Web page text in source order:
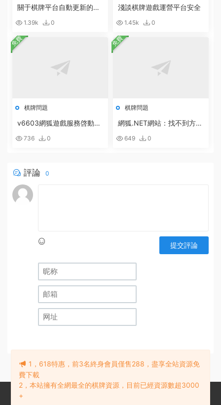
關于棋牌平台自動更新的說
1.39k 0
淺談棋牌遊戲運營平台安全
1.45k 0
棋牌問題
v6603網狐遊戲服務啓動配
736 0
免費
棋牌問題
網狐.NET網站：找不到方
me.Serialization.DataContr
649 0
免費
評論 0
提交評論
1，618特惠，前3名終身會員僅售288，盡享全站資源免
費下載
2，本站擁有全網最全的棋牌資源，目前已經資源數超3000
+